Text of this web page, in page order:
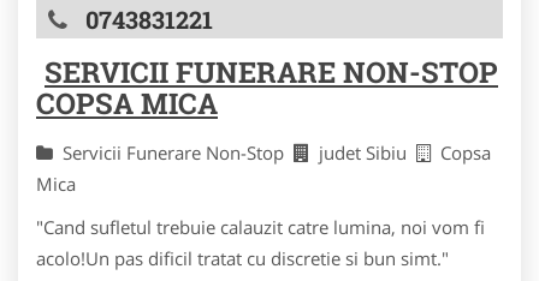
0743831221
SERVICII FUNERARE NON-STOP
COPSA MICA
Servicii Funerare Non-Stop judet Sibiu
Copsa
Mica
"Cand sufletul trebuie calauzit catre lumina, noi vom fi
acolo!Un pas dificil tratat cu discretie si bun simt."